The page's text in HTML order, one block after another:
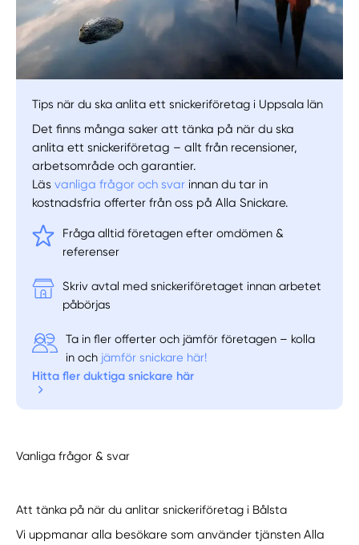
Tips när du ska anlita ett snickeriföretag i Uppsala län
Det finns många saker att tänka på när du ska
anlita ett snickeriföretag – allt från recensioner,
arbetsområde och garantier.
Läsvanliga frågor och svar innan du tar in
kostnadsfria offerter från oss på Alla Snickare.
Fråga alltid företagen efter omdömen &
referenser
Skriv avtal med snickeriföretaget innan arbetet
påbörjas
Ta in fler offerter och jämför företagen – kolla
in och jämför snickare här!
Hitta fler duktiga snickare här
Vanliga frågor & svar
Att tänka på när du anlitar snickeriföretag i Bålsta
Vi uppmanar alla besökare som använder tjänsten Alla